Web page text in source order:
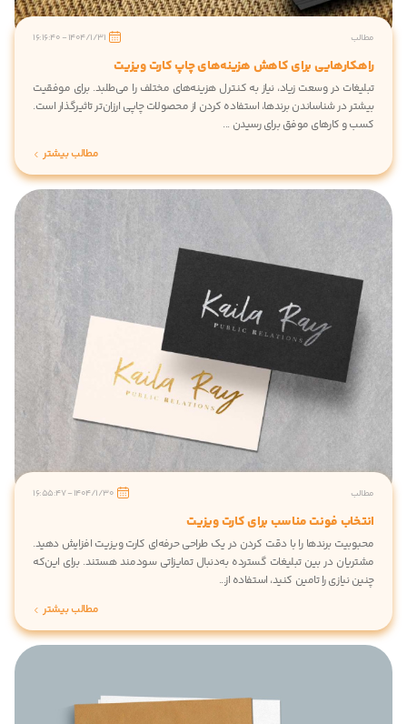
برای کاهش هزینه‌های چاپ کارت ویزیت
در وسعت زیاد، نیاز به کنترل هزینه‌های مختلف را می‌طلبد. برای موفقیت
در شناساندن برندها، استفاده کردن از محصولات چاپی ارزان‌تر تاثیرگذار است.
و کارهای موفق برای رسیدن ...
مطالب بیشتر
فونت مناسب برای کارت ویزیت
برندها را با دقت کردن در یک طراحی حرفه‌ای کارت ویزیت افزایش دهید.
در بین تبلیغات گسترده به‌دنبال تمایزاتی سودمند هستند. برای این‌که
نیازی را تامین کنید، استفاده از...
مطالب بیشتر